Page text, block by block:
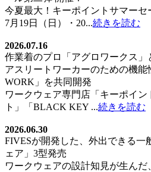
今夏最大！キーポイントサマーセ
7月19日（日）・20...続きを読む
2026.07.16
作業着のプロ「アグロワークス
アスリートワーカーのための機
WORK」を共同開発
ワークウェア専門店「キーポイ
ト」「BLACK KEY ...続きを読む
2026.06.30
FIVESが開発した、外出できる一
ェア」3型発売
ワークウェアの設計知見が生ん